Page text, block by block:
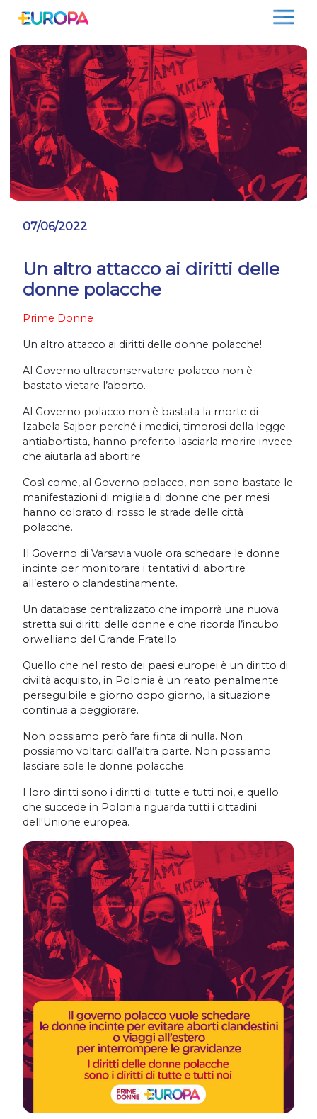
07/06/2022
Un altro attacco ai diritti delle
donne polacche
Prime Donne
Un altro attacco ai diritti delle donne polacche!
Al Governo ultraconservatore polacco non è
bastato vietare l’aborto.
Al Governo polacco non è bastata la morte di
Izabela Sajbor perché i medici, timorosi della legge
antiabortista, hanno preferito lasciarla morire invece
che aiutarla ad abortire.
Così come, al Governo polacco, non sono bastate le
manifestazioni di migliaia di donne che per mesi
hanno colorato di rosso le strade delle città
polacche.
Il Governo di Varsavia vuole ora schedare le donne
incinte per monitorare i tentativi di abortire
all’estero o clandestinamente.
Un database centralizzato che imporrà una nuova
stretta sui diritti delle donne e che ricorda l’incubo
orwelliano del Grande Fratello.
Quello che nel resto dei paesi europei è un diritto di
civiltà acquisito, in Polonia è un reato penalmente
perseguibile e giorno dopo giorno, la situazione
continua a peggiorare.
Non possiamo però fare finta di nulla. Non
possiamo voltarci dall’altra parte. Non possiamo
lasciare sole le donne polacche.
I loro diritti sono i diritti di tutte e tutti noi, e quello
che succede in Polonia riguarda tutti i cittadini
dell'Unione europea.